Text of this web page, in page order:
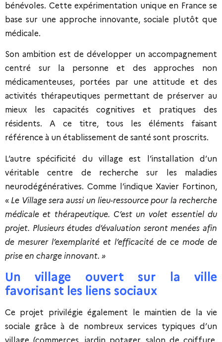
bénévoles. Cette expérimentation unique en France se
base sur une approche innovante, sociale plutôt que
médicale.
Son ambition est de développer un accompagnement
centré sur la personne et des approches non
médicamenteuses, portées par une attitude et des
activités thérapeutiques permettant de préserver au
mieux les capacités cognitives et pratiques des
résidents. A ce titre, tous les éléments faisant
référence à un établissement de santé sont proscrits.
L’autre spécificité du village est l’installation d’un
véritable centre de recherche sur les maladies
neurodégénératives. Comme l’indique Xavier Fortinon,
« Le Village sera aussi un lieu-ressource pour la recherche
médicale et thérapeutique. C’est un volet essentiel du
projet. Plusieurs études d’évaluation seront menées afin
de mesurer l’exemplarité et l’efficacité de ce mode de
prise en charge innovant. »
Un village ouvert sur la ville
favorisant les liens sociaux
Ce projet privilégie également le maintien de la vie
sociale grâce à de nombreux services typiques d’un